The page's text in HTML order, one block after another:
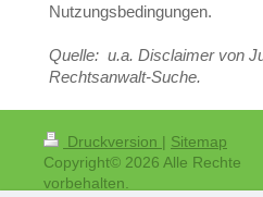
Nutzungsbedingungen.
Quelle: u.a. Disclaimer von
Rechtsanwalt-Suche.
Druckversion | Sitemap
Copyright© 2026 Alle Rechte
vorbehalten.